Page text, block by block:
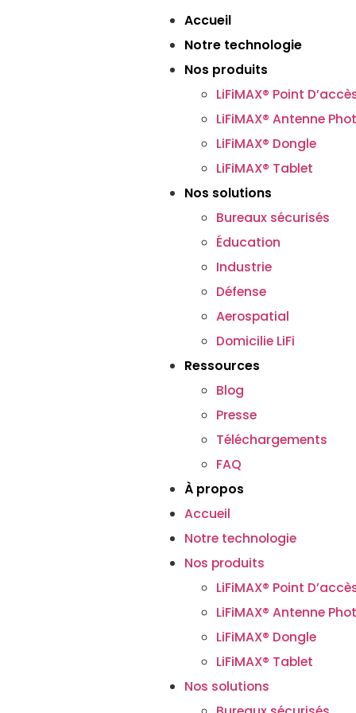
Accueil
Notre technologie
Nos produits
LiFiMAX® Point
LiFiMAX® Antenne
LiFiMAX® Dongle
LiFiMAX® Tablet
Nos solutions
Bureaux sécurisés
Éducation
Industrie
Défense
Aerospatial
Domicilie LiFi
Ressources
Blog
Presse
Téléchargements
FAQ
À propos
Accueil
Notre technologie
Nos produits
LiFiMAX® Point
LiFiMAX® Antenne
LiFiMAX® Dongle
LiFiMAX® Tablet
Nos solutions